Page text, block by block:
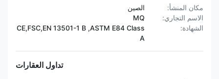
مكان المنشأ:
الصين
الاسم التجاري:
الشهادة:
CE,FSC,EN 13501-1 B ,ASTM E84 Class
تداول العقارات